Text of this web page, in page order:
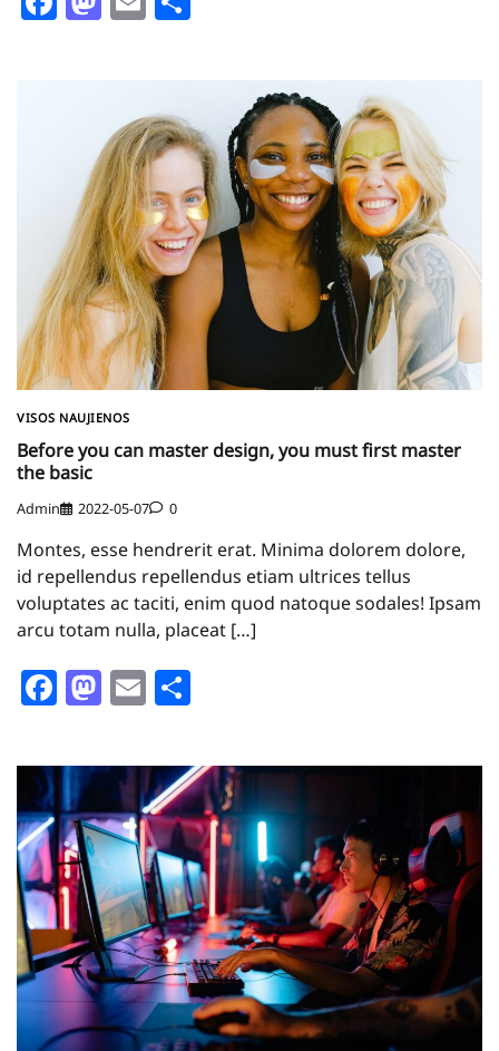
VISOS NAUJIENOS
Before you can master design, you must first master
the basic
Admin 2022-05-07 0
Montes, esse hendrerit erat. Minima dolorem dolore,
id repellendus repellendus etiam ultrices tellus
voluptates ac taciti, enim quod natoque sodales! Ipsam
arcu totam nulla, placeat […]
Facebook
Mastodon
Email